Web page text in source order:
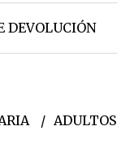
DEVOLUCIÓN
ADULTOS